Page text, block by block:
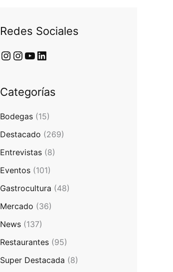
Redes Sociales
Categorías
Bodegas (15)
Destacado (269)
Entrevistas (8)
Eventos (101)
Gastrocultura (48)
Mercado (36)
News (137)
Restaurantes (95)
Super Destacada (8)